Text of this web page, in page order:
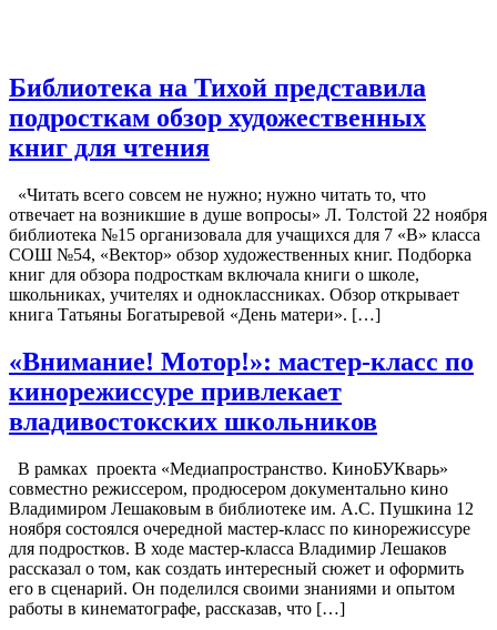
Библиотека на Тихой представила
подросткам обзор художественных
книг для чтения
«Читать всего совсем не нужно; нужно читать то, что
отвечает на возникшие в душе вопросы» Л. Толстой 22 ноября
библиотека №15 организовала для учащихся для 7 «В» класса
СОШ №54, «Вектор» обзор художественных книг. Подборка
книг для обзора подросткам включала книги о школе,
школьниках, учителях и одноклассниках. Обзор открывает
книга Татьяны Богатыревой «День матери». […]
«Внимание! Мотор!»: мастер-класс по
кинорежиссуре привлекает
владивостокских школьников
В рамках проекта «Медиапространство. КиноБУКварь»
совместно режиссером, продюсером документально кино
Владимиром Лешаковым в библиотеке им. А.С. Пушкина 12
ноября состоялся очередной мастер-класс по кинорежиссуре
для подростков. В ходе мастер-класса Владимир Лешаков
рассказал о том, как создать интересный сюжет и оформить
его в сценарий. Он поделился своими знаниями и опытом
работы в кинематографе, рассказав, что […]